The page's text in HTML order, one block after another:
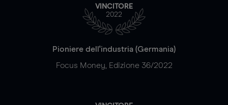
VINCITORE
2022
Pioniere dell'industria (Germania)
Focus Money, Edizione 36/2022